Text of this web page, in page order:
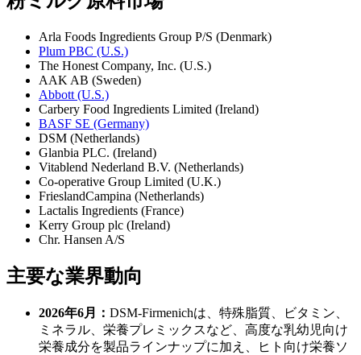
Arla Foods Ingredients Group P/S (Denmark)
Plum PBC (U.S.)
The Honest Company, Inc. (U.S.)
AAK AB (Sweden)
Abbott (U.S.)
Carbery Food Ingredients Limited (Ireland)
BASF SE (Germany)
DSM (Netherlands)
Glanbia PLC. (Ireland)
Vitablend Nederland B.V. (Netherlands)
Co-operative Group Limited (U.K.)
FrieslandCampina (Netherlands)
Lactalis Ingredients (France)
Kerry Group plc (Ireland)
Chr. Hansen A/S
主要な業界動向
2026年6月： DSM-Firmenichは、特殊脂質、ビタミン、
ミネラル、栄養プレミックスなど、高度な乳幼児向け
栄養成分を製品ラインナップに加え、ヒト向け栄養ソ